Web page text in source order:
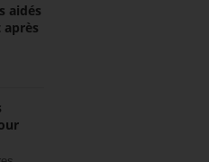
aidés
après